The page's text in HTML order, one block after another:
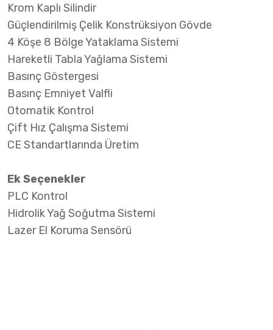
Krom Kaplı Silindir
Güçlendirilmiş Çelik Konstrüksiyon Gövde
4 Köşe 8 Bölge Yataklama Sistemi
Hareketli Tabla Yağlama Sistemi
Basınç Göstergesi
Basınç Emniyet Valfli
Otomatik Kontrol
Çift Hız Çalışma Sistemi
CE Standartlarında Üretim
Ek Seçenekler
PLC Kontrol
Hidrolik Yağ Soğutma Sistemi
Lazer El Koruma Sensörü